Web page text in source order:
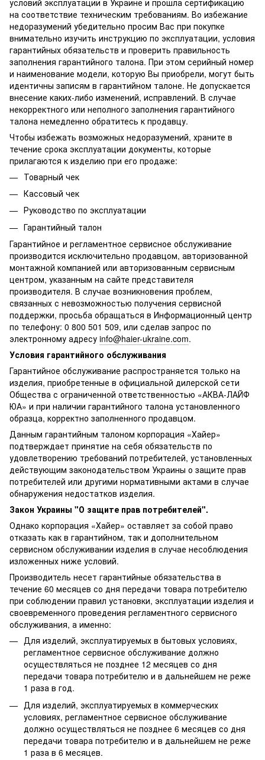
на соответствие техническим требованиям. Во избежание
недоразумений убедительно просим Вас при покупке
внимательно изучить инструкцию по эксплуатации, условия
гарантийных обязательств и проверить правильность
заполнения гарантийного талона. При этом серийный номер
и наименование модели, которую Вы приобрели, могут быть
идентичны записям в гарантийном талоне. Не допускается
внесение каких-либо изменений, исправлений. В случае
некорректного или неполного заполнения гарантийного
талона немедленно обратитесь к продавцу.
Чтобы избежать возможных недоразумений, храните в
течение срока эксплуатации документы, которые
прилагаются к изделию при его продаже:
Товарный чек
Кассовый чек
Руководство по эксплуатации
Гарантийный талон
Гарантийное и регламентное сервисное обслуживание
производится исключительно продавцом, авторизованной
монтажной компанией или авторизованным сервисным
центром, указанным на сайте представителя
производителя. В случае возникновения проблем,
связанных с невозможностью получения сервисной
поддержки, просьба обращаться в Информационный центр
по телефону: 0 800 501 509, или сделав запрос по
электронному адресу info@haier-ukraine.com.
Условия гарантийного обслуживания
Гарантийное обслуживание распространяется только на
изделия, приобретенные в официальной дилерской сети
Общества с ограниченной ответственностью «АКВА-ЛАЙФ
ЮА» и при наличии гарантийного талона установленного
образца, корректно заполненного продавцом.
Данным гарантийным талоном корпорация «Хайер»
подтверждает принятие на себя обязательств по
удовлетворению требований потребителей, установленных
действующим законодательством Украины о защите прав
потребителей или другими нормативными актами в случае
обнаружения недостатков изделия.
Закон Украины "О защите прав потребителей".
Однако корпорация «Хайер» оставляет за собой право
отказать как в гарантийном, так и дополнительном
сервисном обслуживании изделия в случае несоблюдения
изложенных ниже условий.
Производитель несет гарантийные обязательства в
течение 60 месяцев со дня передачи товара потребителю
при соблюдении правил установки, эксплуатации изделия и
своевременного проведения регламентного сервисного
обслуживания, а именно:
Для изделий, эксплуатируемых в бытовых условиях,
регламентное сервисное обслуживание должно
осуществляться не позднее 12 месяцев со дня
передачи товара потребителю и в дальнейшем не реже
1 раза в год.
Для изделий, эксплуатируемых в коммерческих
условиях, регламентное сервисное обслуживание
должно осуществляться не позднее 6 месяцев со дня
передачи товара потребителю и в дальнейшем не реже
1 раза в 6 месяцев.